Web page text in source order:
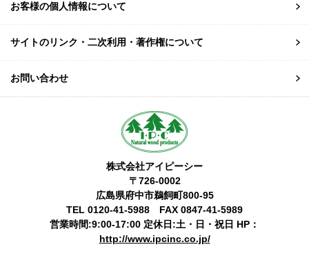
お客様の個人情報について
サイトのリンク・二次利用・著作権について
お問い合わせ
株式会社アイピーシー
〒726-0002
広島県府中市鵜飼町800-95
TEL 0120-41-5988 FAX 0847-41-5989
営業時間:9:00-17:00 定休日:土・日・祝日 HP：
http://www.ipcinc.co.jp/